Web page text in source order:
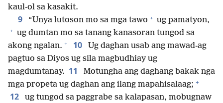
kaul-ol sa kasakit.
9 “Unya lutoson mo sa mga tawo + ug pamatyon,
+ ug dumtan mo sa tanang kanasoran tungod sa
akong ngalan. + 10
Ug daghan usab ang mawad-ag
pagtuo sa Diyos ug sila magbudhiay ug
magdumtanay. 11
Motungha ang daghang bakak nga
mga propeta ug daghan ang ilang mapahisalaag; +
12
ug tungod sa paggrabe sa kalapasan, mobugnaw